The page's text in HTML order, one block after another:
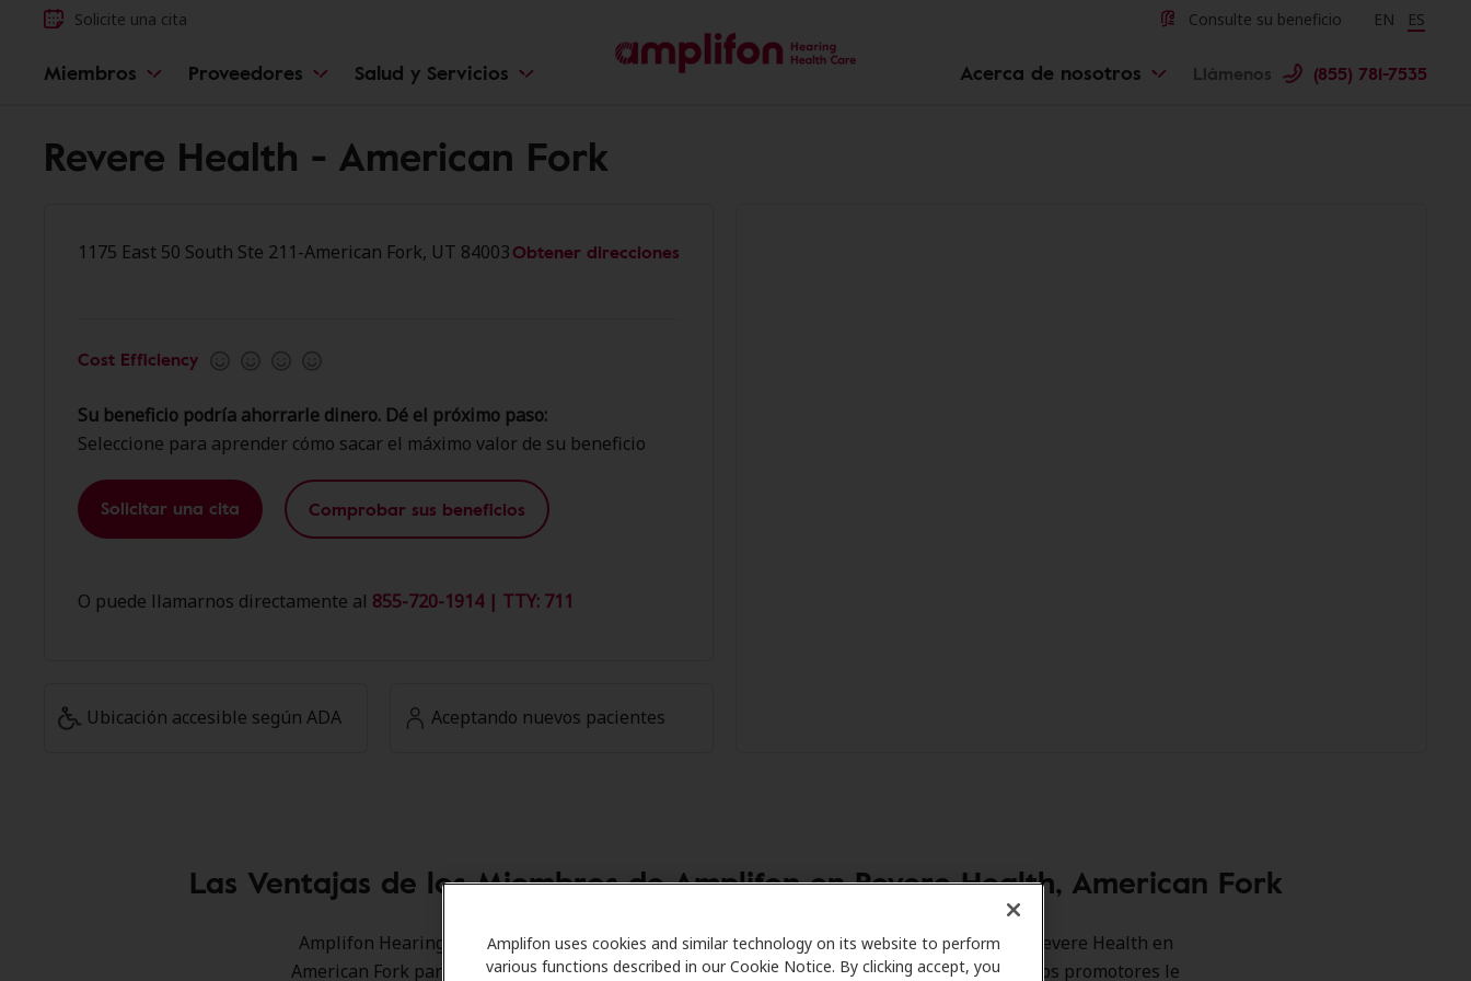
Amplifon uses cookies and similar technology on its website to perform
various functions described in our Cookie Notice. By clicking accept, you
Solicite una cita Consulte su beneficio Change
EN ES
Miembros Proveedores Salud y Servicios Acerca de nosotros Llámenos (855) 781-7535
Revere Health - American Fork
1175 East 50 South Ste 211-American Fork, UT 84003Obtener direcciones
Cost Efficiency
Su beneficio podría ahorrarle dinero. Dé el próximo paso:
Seleccione para aprender cómo sacar el máximo valor de su beneficio
Solicitar una cita Comprobar sus beneficios
O puede llamarnos directamente al 855-720-1914 | TTY: 711
Ubicación accesible según ADA Aceptando nuevos pacientes
Las Ventajas de los Miembros de Amplifon en Revere Health, American Fork
Amplifon Hearing Health Care se asocia con muchos planes de beneficios y clínicas como Revere Health en
American Fork para ofrecer descuentos especiales en audífonos y atención auditiva. Nuestros promotores le